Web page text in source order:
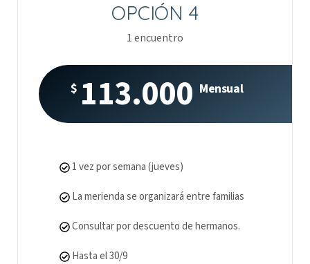
OPCIÓN 4
1 encuentro
$ 113.000 Mensual
1 vez por semana (jueves)
La merienda se organizará entre familias
Consultar por descuento de hermanos.
Hasta el 30/9